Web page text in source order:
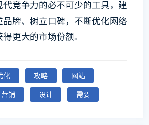
代竞争力的必不可少的工具，建
品牌、树立口碑，不断优化网络
更大的市场份额。
化 攻略
网站
营销 设计 需要